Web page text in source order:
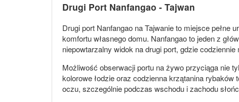
Drugi Port Nanfangao - Tajwan
Drugi port Nanfangao na Tajwanie to miejsce
komfortu własnego domu. Nanfangao to jeden z
niepowtarzalny widok na drugi port, gdzie
Możliwość obserwacji portu na żywo przyciąga nie
kolorowe łodzie oraz codzienna krzątanina
oczu, szczególnie podczas wschodu i zachodu